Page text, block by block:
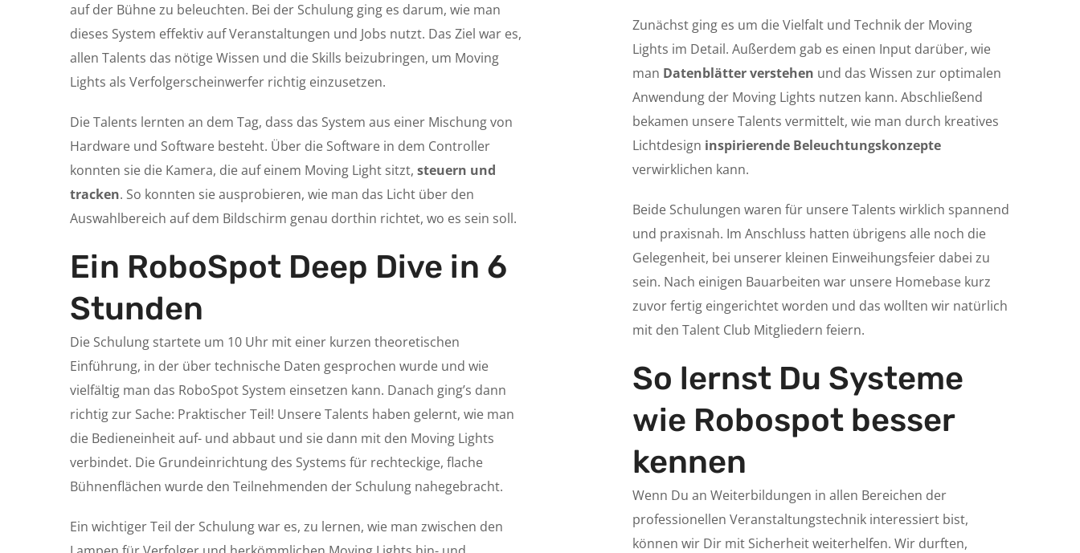
auf der Bühne zu beleuchten. Bei der Schulung ging es darum, wie man
dieses System effektiv auf Veranstaltungen und Jobs nutzt. Das Ziel war es,
allen Talents das nötige Wissen und die Skills beizubringen, um Moving
Lights als Verfolgerscheinwerfer richtig einzusetzen.
Die Talents lernten an dem Tag, dass das System aus einer Mischung von
Hardware und Software besteht. Über die Software in dem Controller
konnten sie die Kamera, die auf einem Moving Light sitzt, steuern und
tracken. So konnten sie ausprobieren, wie man das Licht über den
Auswahlbereich auf dem Bildschirm genau dorthin richtet, wo es sein soll.
Ein RoboSpot Deep Dive in 6
Stunden
Die Schulung startete um 10 Uhr mit einer kurzen theoretischen
Einführung, in der über technische Daten gesprochen wurde und wie
vielfältig man das RoboSpot System einsetzen kann. Danach ging’s dann
richtig zur Sache: Praktischer Teil! Unsere Talents haben gelernt, wie man
die Bedieneinheit auf- und abbaut und sie dann mit den Moving Lights
verbindet. Die Grundeinrichtung des Systems für rechteckige, flache
Bühnenflächen wurde den Teilnehmenden der Schulung nahegebracht.
Ein wichtiger Teil der Schulung war es, zu lernen, wie man zwischen den
Zunächst ging es um die Vielfalt und Technik der Moving
Lights im Detail. Außerdem gab es einen Input darüber, wie
man Datenblätter verstehen und das Wissen zur optimalen
Anwendung der Moving Lights nutzen kann. Abschließend
bekamen unsere Talents vermittelt, wie man durch kreatives
Lichtdesign inspirierende Beleuchtungskonzepte
verwirklichen kann.
Beide Schulungen waren für unsere Talents wirklich spannend
und praxisnah. Im Anschluss hatten übrigens alle noch die
Gelegenheit, bei unserer kleinen Einweihungsfeier dabei zu
sein. Nach einigen Bauarbeiten war unsere Homebase kurz
zuvor fertig eingerichtet worden und das wollten wir natürlich
mit den Talent Club Mitgliedern feiern.
So lernst Du Systeme
wie Robospot besser
kennen
Wenn Du an Weiterbildungen in allen Bereichen der
professionellen Veranstaltungstechnik interessiert bist,
können wir Dir mit Sicherheit weiterhelfen. Wir durften,